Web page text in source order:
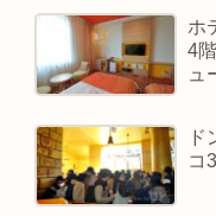
ホ
4
ュ
コ